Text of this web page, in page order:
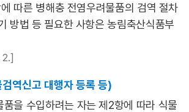
따른 병해충 전염우려물품의 검역 절차
방법 등 필요한 사항은 농림축산식품부
2.]
역신고 대행자 등록 등)
을 수입하려는 자는 제2항에 따라 식물